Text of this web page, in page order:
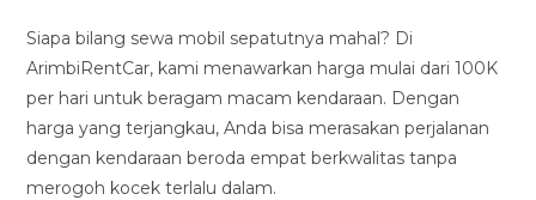
Siapa bilang sewa mobil sepatutnya mahal? Di
ArimbiRentCar, kami menawarkan harga mulai dari 100K
per hari untuk beragam macam kendaraan. Dengan
harga yang terjangkau, Anda bisa merasakan perjalanan
dengan kendaraan beroda empat berkwalitas tanpa
merogoh kocek terlalu dalam.